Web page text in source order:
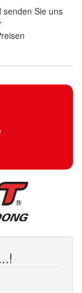
senden Sie uns